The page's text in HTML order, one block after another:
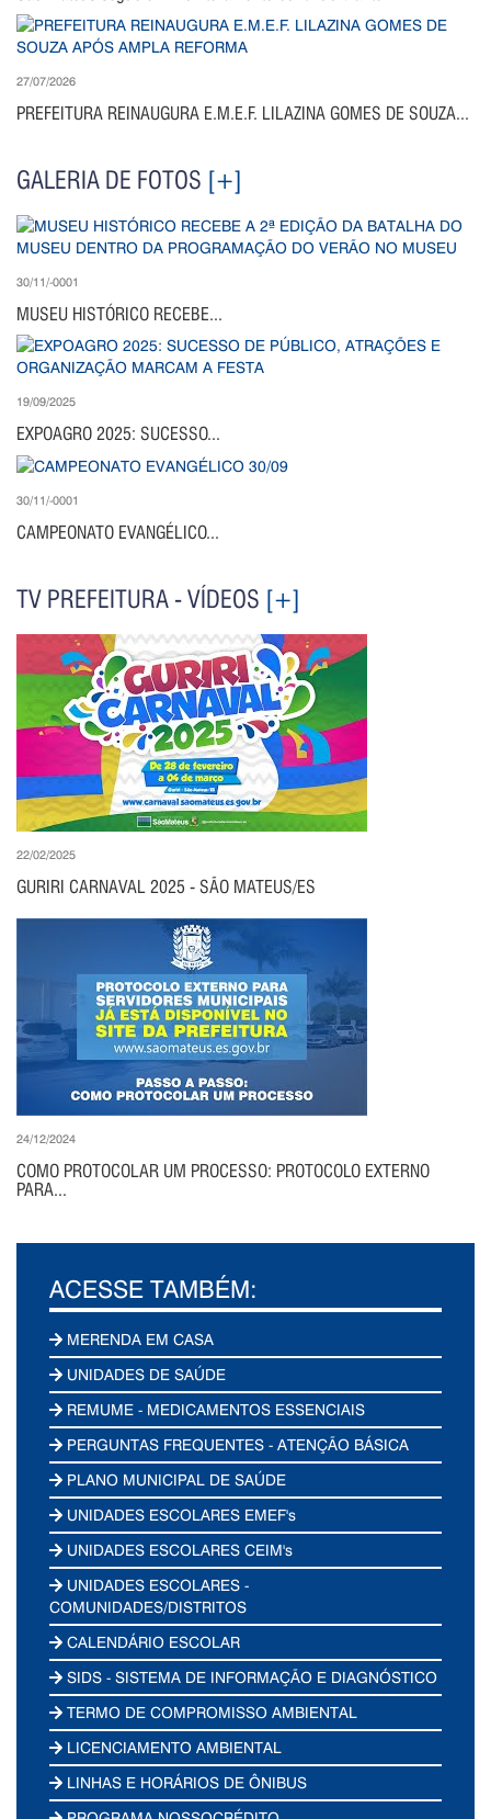
27/07/2026
PREFEITURA REINAUGURA E.M.E.F. LILAZINA GOMES DE SOUZA...
GALERIA DE FOTOS [+]
30/11/-0001
MUSEU HISTÓRICO RECEBE...
19/09/2025
EXPOAGRO 2025: SUCESSO...
30/11/-0001
CAMPEONATO EVANGÉLICO...
TV PREFEITURA - VÍDEOS [+]
22/02/2025
GURIRI CARNAVAL 2025 - SÃO MATEUS/ES
24/12/2024
COMO PROTOCOLAR UM PROCESSO: PROTOCOLO EXTERNO
PARA...
ACESSE TAMBÉM:
MERENDA EM CASA
UNIDADES DE SAÚDE
REMUME - MEDICAMENTOS ESSENCIAIS
PERGUNTAS FREQUENTES - ATENÇÃO BÁSICA
PLANO MUNICIPAL DE SAÚDE
UNIDADES ESCOLARES EMEF's
UNIDADES ESCOLARES CEIM's
UNIDADES ESCOLARES -
COMUNIDADES/DISTRITOS
CALENDÁRIO ESCOLAR
SIDS - SISTEMA DE INFORMAÇÃO E DIAGNÓSTICO
TERMO DE COMPROMISSO AMBIENTAL
LICENCIAMENTO AMBIENTAL
LINHAS E HORÁRIOS DE ÔNIBUS